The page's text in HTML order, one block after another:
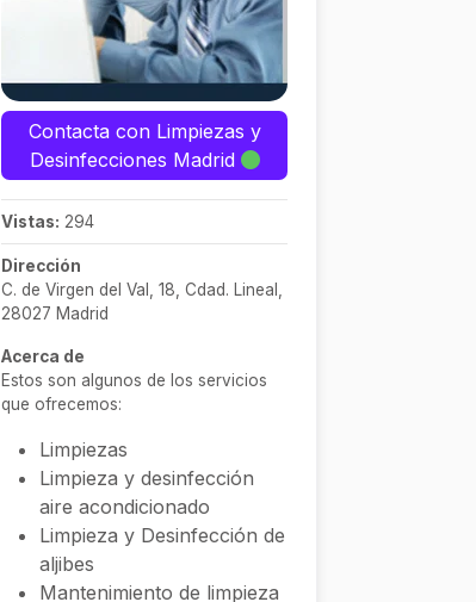
Contacta con Limpiezas y
Desinfecciones Madrid
Vistas: 294
Dirección
C. de Virgen del Val, 18, Cdad. Lineal,
28027 Madrid
Acerca de
Estos son algunos de los servicios
que ofrecemos:
Limpiezas
Limpieza y desinfección
aire acondicionado
Limpieza y Desinfección de
aljibes
Mantenimiento de limpieza